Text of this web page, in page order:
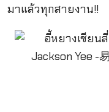
มาแล้วทุกสายงาน!!